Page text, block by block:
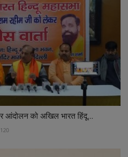
आंदोलन को अखिल भारत हिंदू...
120